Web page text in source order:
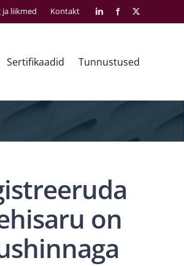
ja liikmed Kontakt LinkedInFacebook
Sertifikaadid Tunnustused
on